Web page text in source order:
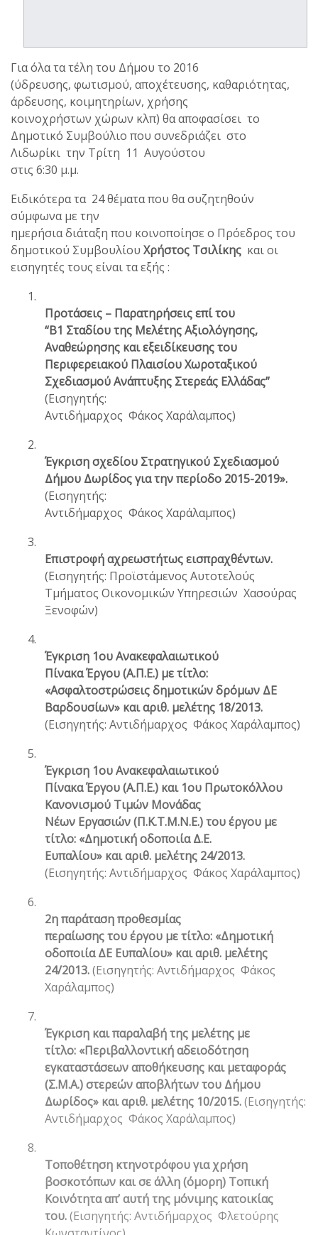
Για όλα τα τέλη του Δήμου το 2016
(ύδρευσης, φωτισμού, αποχέτευσης, καθαριότητας,
άρδευσης, κοιμητηρίων, χρήσης
κοινοχρήστων χώρων κλπ) θα αποφασίσει το
Δημοτικό Συμβούλιο που συνεδριάζει στο
Λιδωρίκι την Τρίτη 11 Αυγούστου
στις 6:30 μ.μ.
Ειδικότερα τα 24 θέματα που θα συζητηθούν
σύμφωνα με την
ημερήσια διάταξη που κοινοποίησε ο Πρόεδρος του
δημοτικού Συμβουλίου Χρήστος Τσιλίκης και οι
εισηγητές τους είναι τα εξής :
1.
Προτάσεις – Παρατηρήσεις επί του
“Β1 Σταδίου της Μελέτης Αξιολόγησης,
Αναθεώρησης και εξειδίκευσης του
Περιφερειακού Πλαισίου Χωροταξικού
Σχεδιασμού Ανάπτυξης Στερεάς Ελλάδας”
(Εισηγητής:
Αντιδήμαρχος Φάκος Χαράλαμπος)
2.
Έγκριση σχεδίου Στρατηγικού Σχεδιασμού
Δήμου Δωρίδος για την περίοδο 2015-2019».
(Εισηγητής:
Αντιδήμαρχος Φάκος Χαράλαμπος)
3.
Επιστροφή αχρεωστήτως εισπραχθέντων.
(Εισηγητής: Προϊστάμενος Αυτοτελούς
Τμήματος Οικονομικών Υπηρεσιών Χασούρας
Ξενοφών)
4.
Έγκριση 1ου Ανακεφαλαιωτικού
Πίνακα Έργου (Α.Π.Ε.) με τίτλο:
«Ασφαλτοστρώσεις δημοτικών δρόμων ΔΕ
Βαρδουσίων» και αριθ. μελέτης 18/2013.
(Εισηγητής: Αντιδήμαρχος Φάκος Χαράλαμπος)
5.
Έγκριση 1ου Ανακεφαλαιωτικού
Πίνακα Έργου (Α.Π.Ε.) και 1ου Πρωτοκόλλου
Κανονισμού Τιμών Μονάδας
Νέων Εργασιών (Π.Κ.Τ.Μ.Ν.Ε.) του έργου με
τίτλο: «Δημοτική οδοποιία Δ.Ε.
Ευπαλίου» και αριθ. μελέτης 24/2013.
(Εισηγητής: Αντιδήμαρχος Φάκος Χαράλαμπος)
6.
2η παράταση προθεσμίας
περαίωσης του έργου με τίτλο: «Δημοτική
οδοποιία ΔΕ Ευπαλίου» και αριθ. μελέτης
24/2013.(Εισηγητής: Αντιδήμαρχος Φάκος
Χαράλαμπος)
7.
Έγκριση και παραλαβή της μελέτης με
τίτλο: «Περιβαλλοντική αδειοδότηση
εγκαταστάσεων αποθήκευσης και μεταφοράς
(Σ.Μ.Α.) στερεών αποβλήτων του Δήμου
Δωρίδος» και αριθ. μελέτης 10/2015.(Εισηγητής:
Αντιδήμαρχος Φάκος Χαράλαμπος)
8.
Τοποθέτηση κτηνοτρόφου για χρήση
βοσκοτόπων και σε άλλη (όμορη) Τοπική
Κοινότητα απ’ αυτή της μόνιμης κατοικίας
του.(Εισηγητής: Αντιδήμαρχος Φλετούρης